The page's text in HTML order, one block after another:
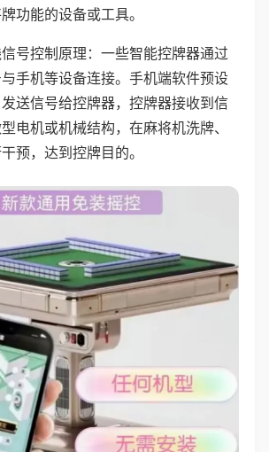
功能的设备或工具。
号控制原理：一些智能控牌器通过
手机等设备连接。手机端软件预设
送信号给控牌器，控牌器接收到信
电机或机械结构，在麻将机洗牌、
预，达到控牌目的。